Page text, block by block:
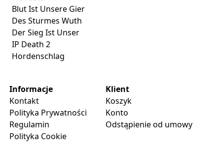
Blut Ist Unsere Gier
Des Sturmes Wuth
Der Sieg Ist Unser
IP Death 2
Hordenschlag
Informacje
Kontakt
Polityka Prywatności
Regulamin
Polityka Cookie
Klient
Koszyk
Konto
Odstąpienie od umowy